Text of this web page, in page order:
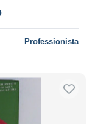
Professionista